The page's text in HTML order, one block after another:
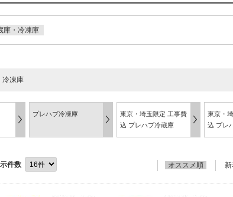
庫・冷凍庫
冷凍庫
プレハブ冷凍庫
東京・埼玉限定 工事費
込 プレハブ冷蔵庫
東京・
込 プレ
件数 オススメ順